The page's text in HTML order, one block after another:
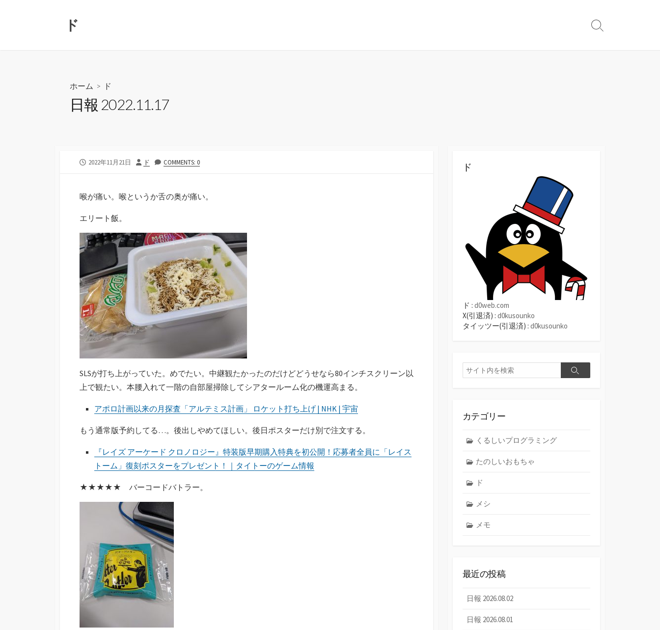
ド
検
ホーム > ド
日報 2022.11.17
公
2022年11月21日
投
ド COMMENTS: 0
喉が痛い。喉というか舌の奥が痛い。
エリート飯。
SLSが打ち上がっていた。めでたい。中継観たかったのだけどどうせなら80インチスクリーン以
上で観たい。本腰入れて一階の自部屋掃除してシアタールーム化の機運高まる。
アポロ計画以来の月探査「アルテミス計画」 ロケット打ち上げ | NHK | 宇宙
もう通常版予約してる…。後出しやめてほしい。後日ポスターだけ別で注文する。
『レイズ アーケード クロノロジー』特装版早期購入特典を初公開！応募者全員に「レイス
トーム」復刻ポスターをプレゼント！｜タイトーのゲーム情報
★★★★★ バーコードバトラー。
ド
ド : d0web.com
X(引退済) : d0kusounko
タイッツー(引退済) : d0kusounko
検
索
検
カテゴリー
くるしいプログラミング
たのしいおもちゃ
ド
メシ
メモ
最近の投稿
日報 2026.08.02
日報 2026.08.01